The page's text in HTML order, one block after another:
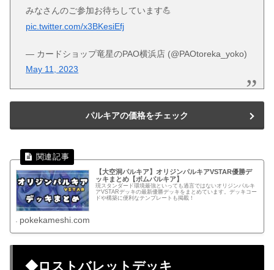
みなさんのご参加お待ちしています💪
pic.twitter.com/x3BKesiEfj
— カードショップ竜星のPAO横浜店 (@PAOtoreka_yoko)
May 11, 2023
パルキアの価格をチェック
【大空洞パルキア】オリジンパルキアVSTAR優勝デ
ッキまとめ【ボムパルキア】
現スタンダード環境最強といっても過言ではないオリジンパルキ
アVSTARデッキの最新優勝デッキをまとめています。デッキコー
ドや構築に便利なテンプレートも掲載！
pokekameshi.com
◆ロストバレットデッキ